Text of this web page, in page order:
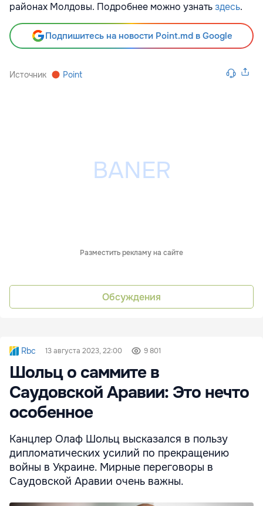
районах Молдовы. Подробнее можно узнатьздесь.
Подпишитесь на новости Point.md в Google
Источник Point
Разместить рекламу на сайте
Обсуждения
Rbc 13 августа 2023, 22:00 9 801
Шольц о саммите в
Саудовской Аравии: Это нечто
особенное
Канцлер Олаф Шольц высказался в пользу
дипломатических усилий по прекращению
войны в Украине. Мирные переговоры в
Саудовской Аравии очень важны.